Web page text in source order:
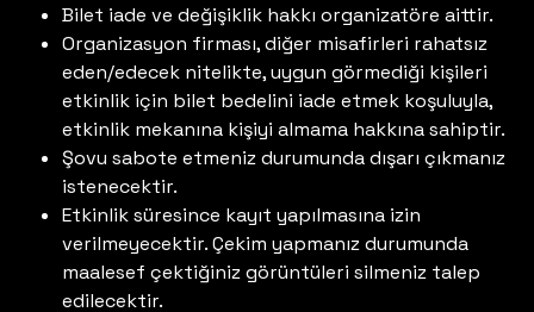
Bilet iade ve değişiklik hakkı organizatöre aittir.
Organizasyon firması, diğer misafirleri rahatsız
eden/edecek nitelikte, uygun görmediği kişileri
etkinlik için bilet bedelini iade etmek koşuluyla,
etkinlik mekanına kişiyi almama hakkına sahiptir.
Şovu sabote etmeniz durumunda dışarı çıkmanız
istenecektir.
Etkinlik süresince kayıt yapılmasına izin
verilmeyecektir. Çekim yapmanız durumunda
maalesef çektiğiniz görüntüleri silmeniz talep
edilecektir.